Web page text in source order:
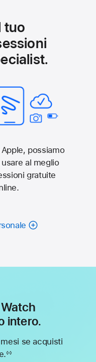
tuo
possiamo
al meglio
gratuite
intero.
se acquisti
◊◊